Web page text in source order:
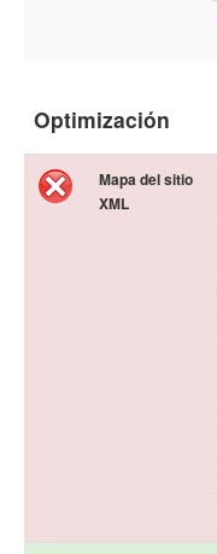
Optimización
Mapa del sitio
XML